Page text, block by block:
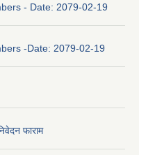
- Date: 2079-02-19
-Date: 2079-02-19
फाराम